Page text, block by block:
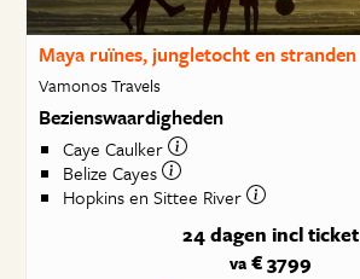
Maya ruïnes, jungletocht en stranden
Vamonos Travels
Bezienswaardigheden
Caye Caulker
Belize Cayes
Hopkins en Sittee River
24 dagen incl ticket
va € 3799